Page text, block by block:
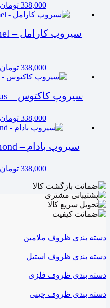
338,000 تومان
338,000 تومان
سیروپ کاکتوس – cactus کاسیت یک عددی ایلا
338,000 تومان
سیروپ بادام – almond کاسیت یک عددی ایلا
338,000 تومان
دسته بندی ظروف ملامین
دسته بندی ظروف استیل
دسته بندی ظروف فلزی
دسته بندی ظروف چینی